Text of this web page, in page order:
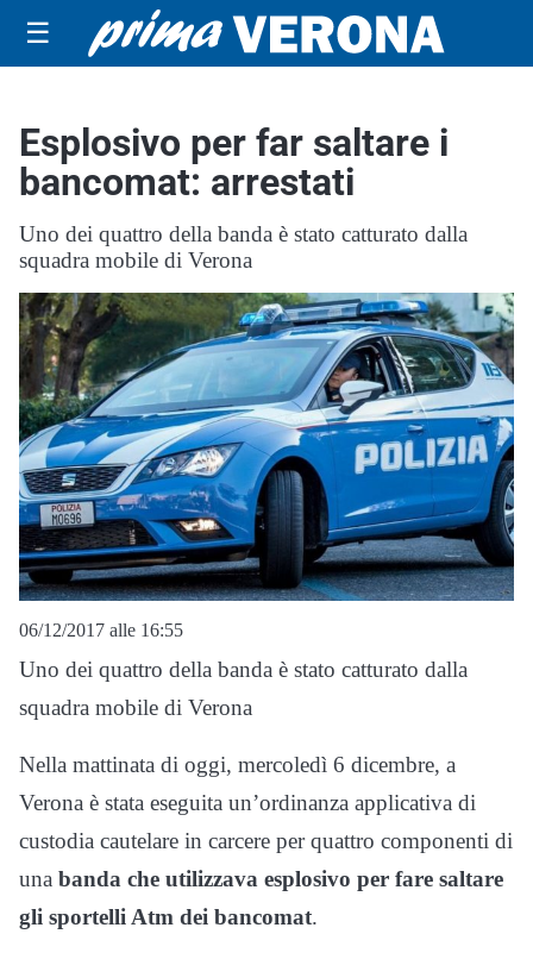
☰
Esplosivo per far saltare i
bancomat: arrestati
Uno dei quattro della banda è stato catturato dalla
squadra mobile di Verona
06/12/2017 alle 16:55
Uno dei quattro della banda è stato catturato dalla
squadra mobile di Verona
Nella mattinata di oggi, mercoledì 6 dicembre, a
Verona è stata eseguita un’ordinanza applicativa di
custodia cautelare in carcere per quattro componenti di
una banda che utilizzava esplosivo per fare saltare
gli sportelli Atm dei bancomat.